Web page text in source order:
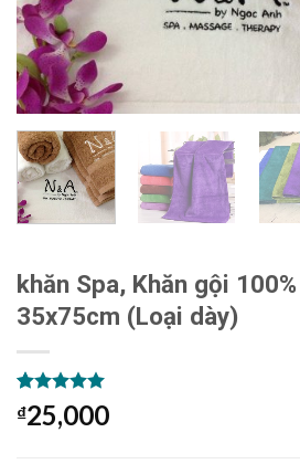
khăn Spa, Khăn gội
35x75cm (Loại dày)
4.92trên 5
dựa trên
12
₫25,000